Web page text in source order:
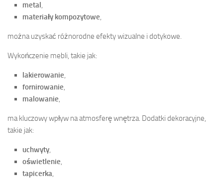
metal,
materiały kompozytowe,
można uzyskać różnorodne efekty wizualne i dotykowe.
Wykończenie mebli, takie jak:
lakierowanie,
fornirowanie,
malowanie,
ma kluczowy wpływ na atmosferę wnętrza. Dodatki dekoracyjne,
takie jak:
uchwyty,
oświetlenie,
tapicerka,